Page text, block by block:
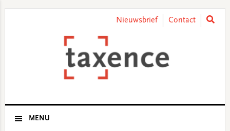
Nieuwsbrief Contact
MENU